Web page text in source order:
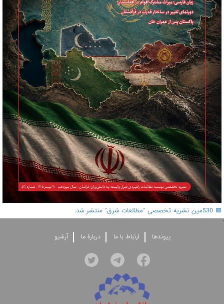
🟥 530مین نشریه تخصصی "مطالعات شرق" منتشر شد.
'
پيوندها ارتباط با ما دربارۀ ما آرشيو